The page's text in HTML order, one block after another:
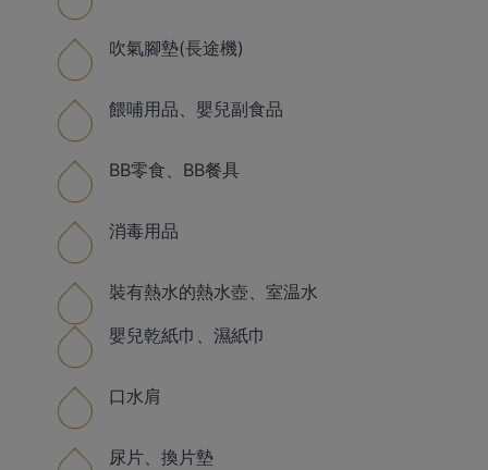
吹氣腳墊(長途機)
餵哺用品、嬰兒副食品
BB零食、BB餐具
消毒用品
裝有熱水的熱水壺、室温水
嬰兒乾紙巾、濕紙巾
口水肩
尿片、換片墊